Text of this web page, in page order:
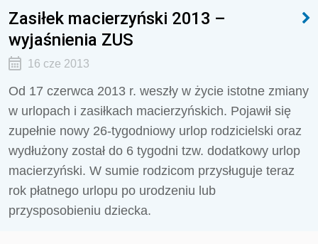
Zasiłek macierzyński 2013 –
wyjaśnienia ZUS
16 cze 2013
Od 17 czerwca 2013 r. weszły w życie istotne zmiany
w urlopach i zasiłkach macierzyńskich. Pojawił się
zupełnie nowy 26-tygodniowy urlop rodzicielski oraz
wydłużony został do 6 tygodni tzw. dodatkowy urlop
macierzyński. W sumie rodzicom przysługuje teraz
rok płatnego urlopu po urodzeniu lub
przysposobieniu dziecka.